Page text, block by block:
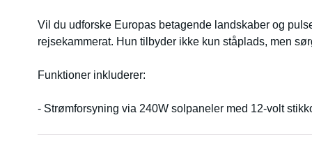
Vil du udforske Europas betagende landskaber og
rejsekammerat. Hun tilbyder ikke kun ståplads, men
Funktioner inkluderer:
- Strømforsyning via 240W solpaneler med 12-volt